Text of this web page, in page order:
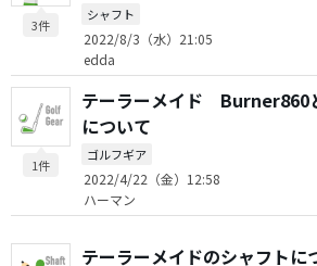
3件
シャフト
2022/8/3（水）21:05
edda
1件
テーラーメイド Burner860
について
ゴルフギア
2022/4/22（金）12:58
ハーマン
テーラーメイドのシャフトに